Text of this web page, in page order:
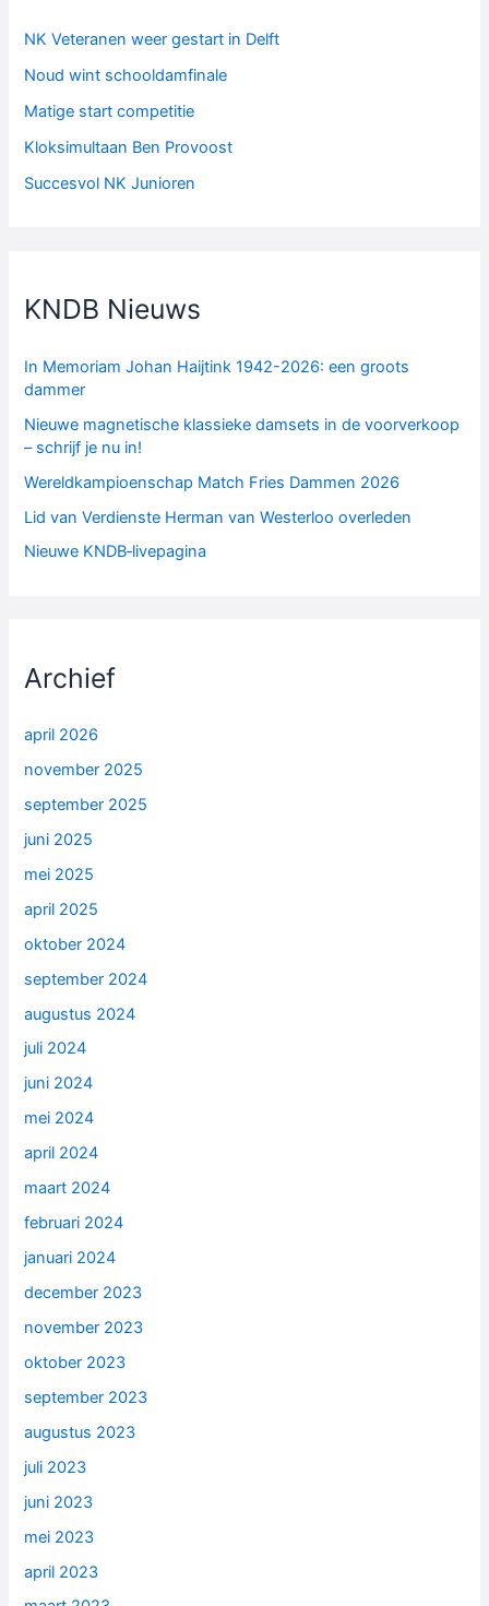
NK Veteranen weer gestart in Delft
Noud wint schooldamfinale
Matige start competitie
Kloksimultaan Ben Provoost
Succesvol NK Junioren
KNDB Nieuws
In Memoriam Johan Haijtink 1942-2026: een groots
dammer
Nieuwe magnetische klassieke damsets in de voorverkoop
– schrijf je nu in!
Wereldkampioenschap Match Fries Dammen 2026
Lid van Verdienste Herman van Westerloo overleden
Nieuwe KNDB‑livepagina
Archief
april 2026
november 2025
september 2025
juni 2025
mei 2025
april 2025
oktober 2024
september 2024
augustus 2024
juli 2024
juni 2024
mei 2024
april 2024
maart 2024
februari 2024
januari 2024
december 2023
november 2023
oktober 2023
september 2023
augustus 2023
juli 2023
juni 2023
mei 2023
april 2023